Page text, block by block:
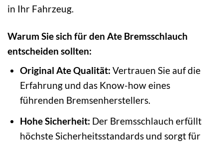
in Ihr Fahrzeug.
Warum Sie sich für den Ate Bremsschlauch
entscheiden sollten:
Original Ate Qualität: Vertrauen Sie auf die
Erfahrung und das Know-how eines
führenden Bremsenherstellers.
Hohe Sicherheit: Der Bremsschlauch erfüllt
höchste Sicherheitsstandards und sorgt für